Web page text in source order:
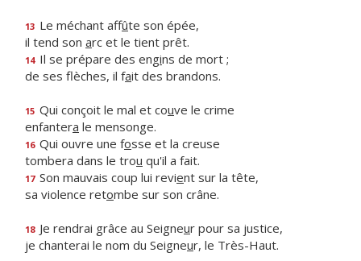
13 Le méchant affûte son épée,
il tend son arc et le tient prêt.
14 Il se prépare des engins de mort ;
de ses flèches, il fait des brandons.
15 Qui conçoit le mal et couve le crime
enfantera le mensonge.
16 Qui ouvre une fosse et la creuse
tombera dans le trou qu'il a fait.
17 Son mauvais coup lui revient sur la tête,
sa violence retombe sur son crâne.
18 Je rendrai grâce au Seigneur pour sa justice,
je chanterai le nom du Seigneur, le Très-Haut.